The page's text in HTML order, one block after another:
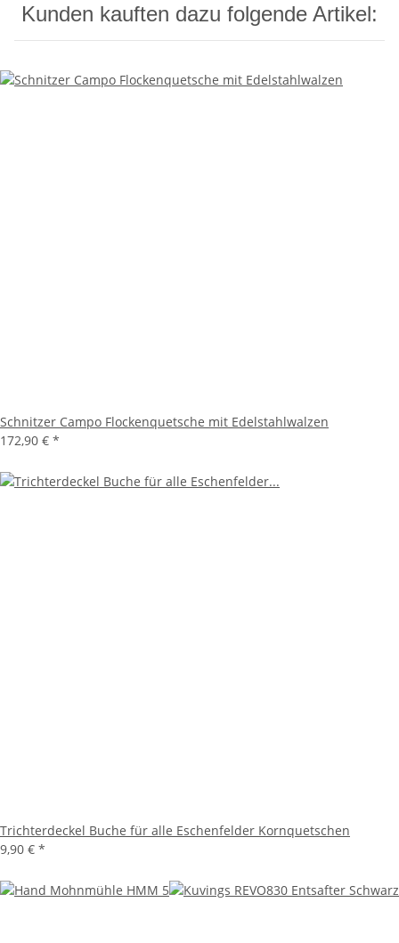
Kunden kauften dazu folgende Artikel:
Schnitzer Campo Flockenquetsche mit Edelstahlwalzen
172,90 € *
Trichterdeckel Buche für alle Eschenfelder Kornquetschen
9,90 € *